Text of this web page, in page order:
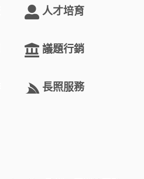
人才培育
議題行銷
長照服務